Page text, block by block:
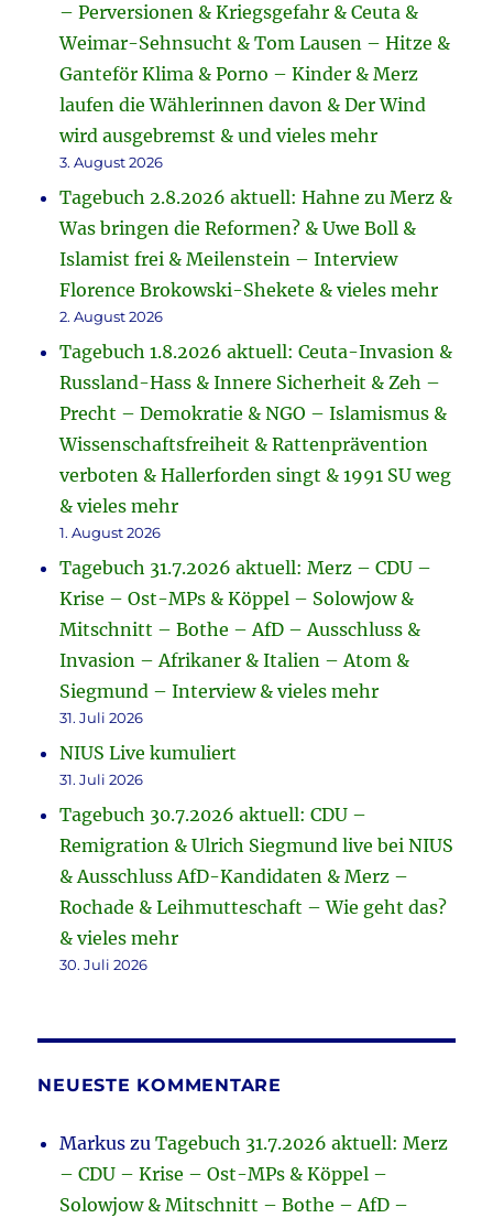
– Perversionen & Kriegsgefahr & Ceuta &
Weimar-Sehnsucht & Tom Lausen – Hitze &
Ganteför Klima & Porno – Kinder & Merz
laufen die Wählerinnen davon & Der Wind
wird ausgebremst & und vieles mehr
3. August 2026
Tagebuch 2.8.2026 aktuell: Hahne zu Merz &
Was bringen die Reformen? & Uwe Boll &
Islamist frei & Meilenstein – Interview
Florence Brokowski-Shekete & vieles mehr
2. August 2026
Tagebuch 1.8.2026 aktuell: Ceuta-Invasion &
Russland-Hass & Innere Sicherheit & Zeh –
Precht – Demokratie & NGO – Islamismus &
Wissenschaftsfreiheit & Rattenprävention
verboten & Hallerforden singt & 1991 SU weg
& vieles mehr
1. August 2026
Tagebuch 31.7.2026 aktuell: Merz – CDU –
Krise – Ost-MPs & Köppel – Solowjow &
Mitschnitt – Bothe – AfD – Ausschluss &
Invasion – Afrikaner & Italien – Atom &
Siegmund – Interview & vieles mehr
31. Juli 2026
NIUS Live kumuliert
31. Juli 2026
Tagebuch 30.7.2026 aktuell: CDU –
Remigration & Ulrich Siegmund live bei NIUS
& Ausschluss AfD-Kandidaten & Merz –
Rochade & Leihmutteschaft – Wie geht das?
& vieles mehr
30. Juli 2026
NEUESTE KOMMENTARE
Markus zuTagebuch 31.7.2026 aktuell: Merz
– CDU – Krise – Ost-MPs & Köppel –
Solowjow & Mitschnitt – Bothe – AfD –